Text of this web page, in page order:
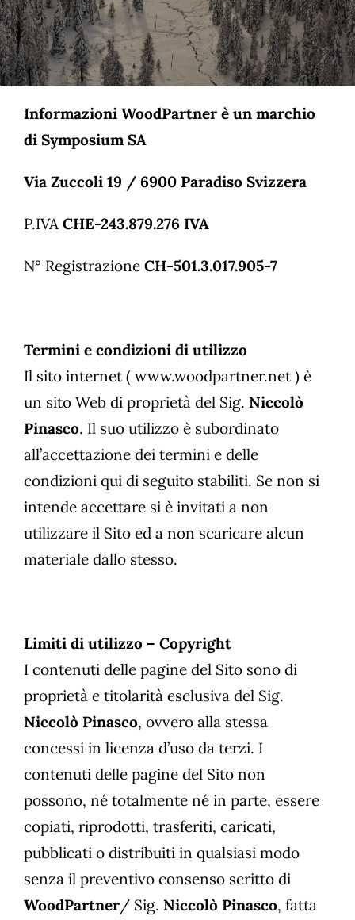
Informazioni WoodPartner è un marchio
di Symposium SA
Via Zuccoli 19 / 6900 Paradiso Svizzera
P.IVACHE-243.879.276 IVA
N° Registrazione CH-501.3.017.905-7
Termini e condizioni di utilizzo
Il sito internet ( www.woodpartner.net ) è
un sito Web di proprietà del Sig. Niccolò
Pinasco. Il suo utilizzo è subordinato
all’accettazione dei termini e delle
condizioni qui di seguito stabiliti. Se non si
intende accettare si è invitati a non
utilizzare il Sito ed a non scaricare alcun
materiale dallo stesso.
Limiti di utilizzo – Copyright
I contenuti delle pagine del Sito sono di
proprietà e titolarità esclusiva del Sig.
Niccolò Pinasco, ovvero alla stessa
concessi in licenza d’uso da terzi. I
contenuti delle pagine del Sito non
possono, né totalmente né in parte, essere
copiati, riprodotti, trasferiti, caricati,
pubblicati o distribuiti in qualsiasi modo
senza il preventivo consenso scritto di
WoodPartner/ Sig. Niccolò Pinasco, fatta